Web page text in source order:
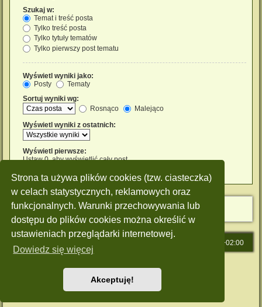
Strona ta używa plików cookies (tzw. ciasteczka)
w celach statystycznych, reklamowych oraz
funkcjonalnych. Warunki przechowywania lub
dostępu do plików cookies można określić w
ustawieniach przeglądarki internetowej.
Dowiedz się więcej
Akceptuję!
Szukaj w:
Temat i treść posta
Tylko treść posta
Tylko tytuły tematów
Tylko pierwszy post tematu
Wyświetl wyniki jako:
Posty
Tematy
Sortuj wyniki wg:
Rosnąco
Malejąco
Wyświetl wyniki z ostatnich:
Wyświetl pierwsze:
Ustaw 0, aby wyświetlić cały post.
UTC+02:00
Style: Green-Style by Joyce&LunaphpBB-Style-Design
Zasady ochrony danych osobowych |Regulamin